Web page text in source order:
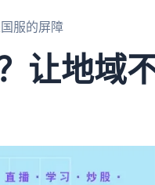
服的屏障
让地域